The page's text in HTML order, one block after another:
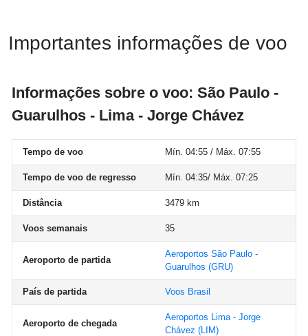
Importantes informações de voo
Informações sobre o voo: São Paulo -
Guarulhos - Lima - Jorge Chávez
Tempo de voo Mín. 04:55 / Máx. 07:55
Tempo de voo de regresso Mín. 04:35/ Máx. 07:25
Distância 3479 km
Voos semanais 35
Aeroporto de partida
Aeroportos São Paulo -
Guarulhos (GRU)
País de partida Voos Brasil
Aeroporto de chegada
Aeroportos Lima - Jorge
Chávez (LIM)